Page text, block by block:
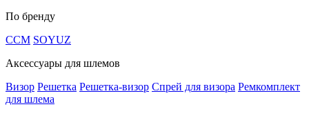
По бренду
CCM SOYUZ
Аксессуары для шлемов
Визор Решетка Решетка-визор Спрей для визора Ремкомплект
для шлема